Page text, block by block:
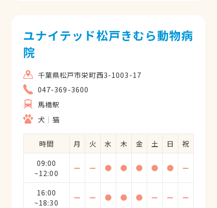
ユナイテッド松戸きむら動物病
院
千葉県松戸市栄町西3-1003-17
047-369-3600
馬橋駅
犬
猫
時間 月 火 水 木 金 土 日
祝
09:00
~12:00
ー ー ● ● ● ● ● ー
16:00
~18:30
ー ー ● ● ● ー ー ー